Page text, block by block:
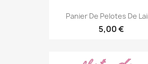
Panier De Pelotes De
5,00 €